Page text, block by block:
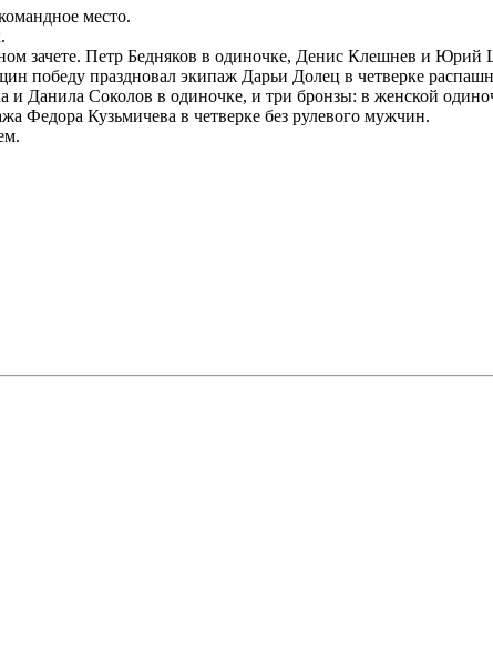
место.
зачете. Петр Бедняков в одиночке, Денис Клешнев и
победу праздновал экипаж Дарьи Долец в четверке
и Данила Соколов в одиночке, и три бронзы: в женской
Федора Кузьмичева в четверке без рулевого мужчин.